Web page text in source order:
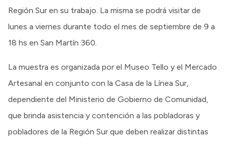
Región Sur en su trabajo. La misma se podrá visitar de
lunes a viernes durante todo el mes de septiembre de 9 a
18 hs en San Martín 360.
La muestra es organizada por el Museo Tello y el Mercado
Artesanal en conjunto con la Casa de la Línea Sur,
dependiente del Ministerio de Gobierno de Comunidad,
que brinda asistencia y contención a las pobladoras y
pobladores de la Región Sur que deben realizar distintas